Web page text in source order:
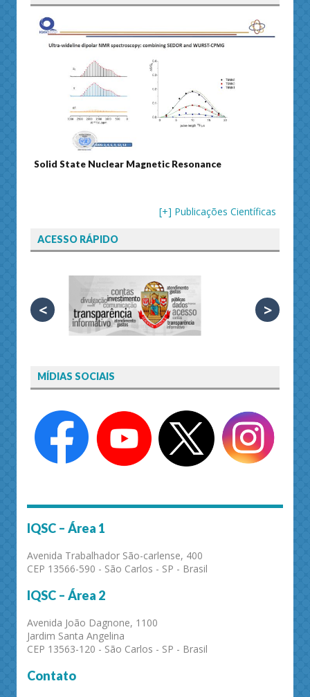
Solid State Nuclear Magnetic Resonance
[+] Publicações Científicas
ACESSO RÁPIDO
< >
MÍDIAS SOCIAIS
IQSC – Área 1
Avenida Trabalhador São-carlense, 400
CEP 13566-590 - São Carlos - SP - Brasil
IQSC – Área 2
Avenida João Dagnone, 1100
Jardim Santa Angelina
CEP 13563-120 - São Carlos - SP - Brasil
Contato